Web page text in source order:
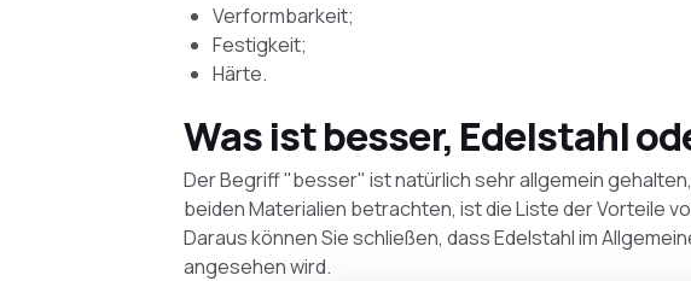
Verformbarkeit;
Festigkeit;
Härte.
Was ist besser, Edelstahl
Der Begriff "besser" ist natürlich sehr allgemein
beiden Materialien betrachten, ist die Liste der Vorteile
Daraus können Sie schließen, dass Edelstahl im
angesehen wird.